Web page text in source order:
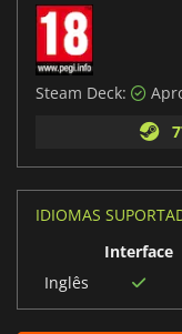
Steam Deck:
IDIOMAS
Interface
Inglês